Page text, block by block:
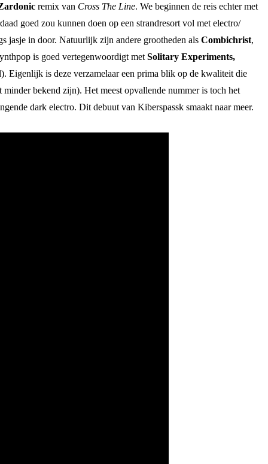
remix van Cross The Line. We beginnen de reis echter met
goed zou kunnen doen op een strandresort vol met electro/
jasje in door. Natuurlijk zijn andere grootheden als Combichrist,
is goed vertegenwoordigt met Solitary Experiments,
Eigenlijk is deze verzamelaar een prima blik op de kwaliteit die
bekend zijn). Het meest opvallende nummer is toch het
dark electro. Dit debuut van Kiberspassk smaakt naar meer.